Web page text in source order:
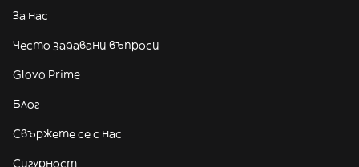
За нас
Често задавани въпроси
Glovo Prime
Блог
Свържете се с нас
Сигурност